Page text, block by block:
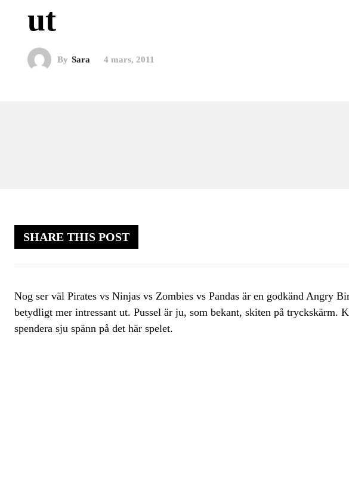
ut
By Sara 4 mars, 2011
SHARE THIS POST
Nog ser väl Pirates vs Ninjas vs Zombies vs Pandas är en godkänd Angry
betydligt mer intressant ut. Pussel är ju, som bekant, skiten på tryckskärm.
spendera sju spänn på det här spelet.